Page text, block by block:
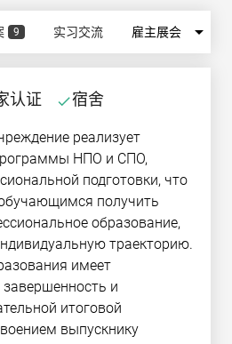
9 实习交流 雇主展会 arrow_drop_down
认证 done宿舍
реализует
НПО и СПО,
подготовки, что
получить
образование,
траекторию.
имеет
и
итоговой
выпускнику